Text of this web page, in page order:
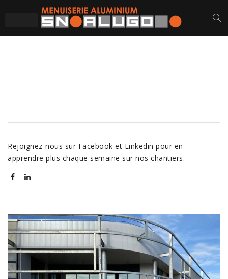
Rejoignez-nous sur Facebook et Linkedin pour en
apprendre plus chaque semaine sur nos chantiers.
Navigation
de
l’article